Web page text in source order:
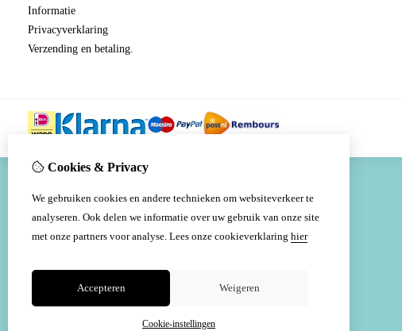
Informatie
Privacyverklaring
Verzending en betaling.
Cookies & Privacy
We gebruiken cookies en andere technieken om websiteverkeer te
analyseren. Ook delen we informatie over uw gebruik van onze site
met onze partners voor analyse. Lees onze cookieverklaring hier
Accepteren Weigeren
Cookie-instellingen